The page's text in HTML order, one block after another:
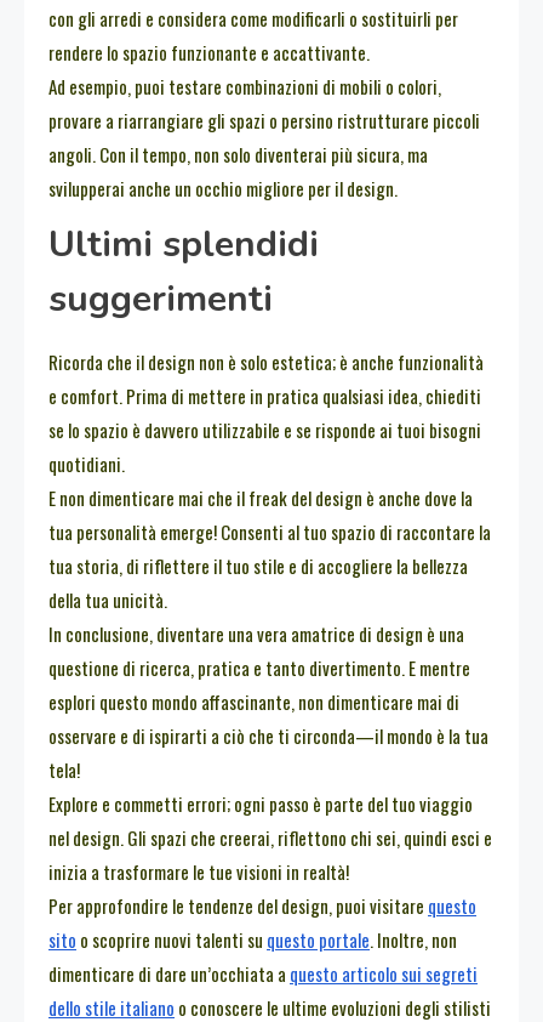
con gli arredi e considera come modificarli o sostituirli per
rendere lo spazio funzionante e accattivante.
Ad esempio, puoi testare combinazioni di mobili o colori,
provare a riarrangiare gli spazi o persino ristrutturare piccoli
angoli. Con il tempo, non solo diventerai più sicura, ma
svilupperai anche un occhio migliore per il design.
Ultimi splendidi
suggerimenti
Ricorda che il design non è solo estetica; è anche funzionalità
e comfort. Prima di mettere in pratica qualsiasi idea, chiediti
se lo spazio è davvero utilizzabile e se risponde ai tuoi bisogni
quotidiani.
E non dimenticare mai che il freak del design è anche dove la
tua personalità emerge! Consenti al tuo spazio di raccontare la
tua storia, di riflettere il tuo stile e di accogliere la bellezza
della tua unicità.
In conclusione, diventare una vera amatrice di design è una
questione di ricerca, pratica e tanto divertimento. E mentre
esplori questo mondo affascinante, non dimenticare mai di
osservare e di ispirarti a ciò che ti circonda—il mondo è la tua
tela!
Explore e commetti errori; ogni passo è parte del tuo viaggio
nel design. Gli spazi che creerai, riflettono chi sei, quindi esci e
inizia a trasformare le tue visioni in realtà!
Per approfondire le tendenze del design, puoi visitare questo
sito o scoprire nuovi talenti su questo portale. Inoltre, non
dimenticare di dare un’occhiata a questo articolo sui segreti
dello stile italiano o conoscere le ultime evoluzioni degli stilisti